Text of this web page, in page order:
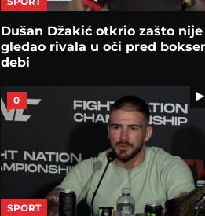
Dušan Džakić otkrio zašto nije
gledao rivala u oči pred
debi
0
SPORT